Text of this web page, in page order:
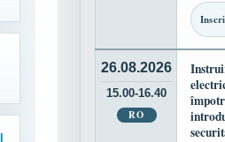
26.08.2026
15.00-16.40
RO